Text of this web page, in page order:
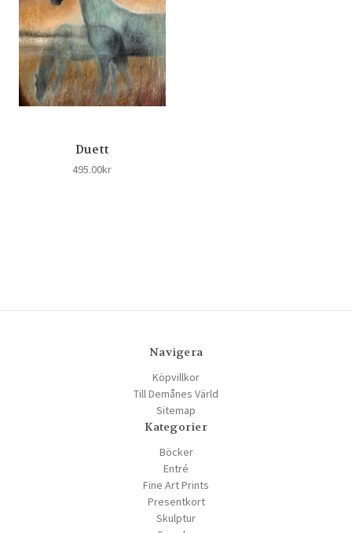
Duett
495.00kr
Navigera
Köpvillkor
Till Demånes Värld
Sitemap
Kategorier
Böcker
Entré
Fine Art Prints
Presentkort
Skulptur